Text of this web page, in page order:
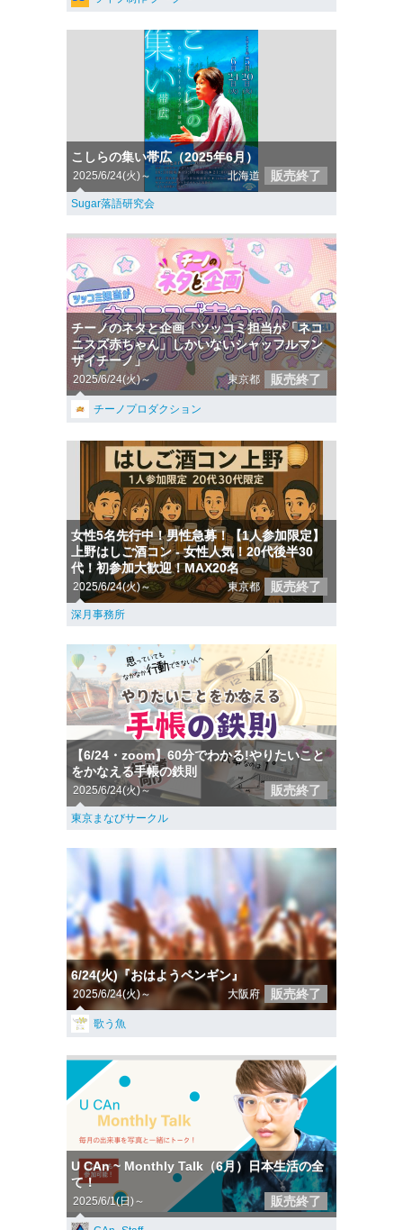
こしらの集い帯広（2025年6月）
2025/6/24(火)～ 北海道 販売終了
Sugar落語研究会
チーノのネタと企画「ツッコミ担当が「ネコ
ニスズ赤ちゃん」しかいないシャッフルマン
ザイチーノ」
2025/6/24(火)～ 東京都 販売終了
チーノプロダクション
女性5名先行中！男性急募！【1人参加限定】
上野はしご酒コン - 女性人気！20代後半30
代！初参加大歓迎！MAX20名
2025/6/24(火)～ 東京都 販売終了
深月事務所
【6/24・zoom】60分でわかる!やりたいこと
をかなえる手帳の鉄則
2025/6/24(火)～ 販売終了
東京まなびサークル
6/24(火)『おはようペンギン』
2025/6/24(火)～ 大阪府 販売終了
歌う魚
U CAn ~ Monthly Talk（6月）日本生活の全
て！
2025/6/1(日)～ 販売終了